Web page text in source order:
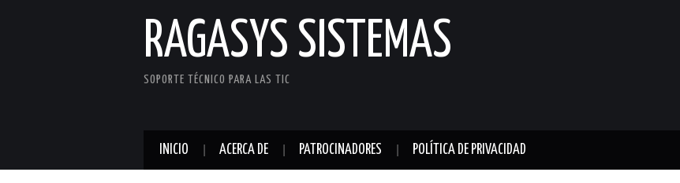
RAGASYS SISTEMAS
SOPORTE TÉCNICO PARA LAS TIC
INICIO ACERCA DE PATROCINADORES POLÍTICA DE PRIVACIDAD